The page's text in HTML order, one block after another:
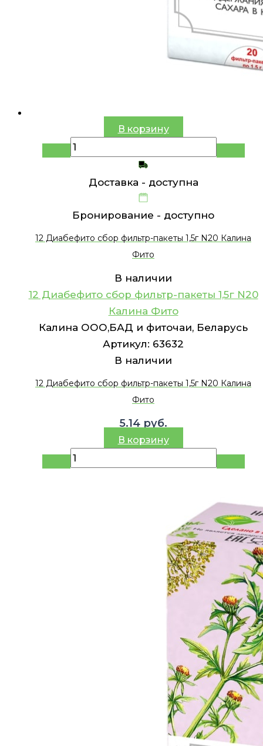
В корзину
Доставка - доступна
Бронирование - доступно
12 Диабефито сбор фильтр-пакеты 1,5г N20 Калина
Фито
В наличии
12 Диабефито сбор фильтр-пакеты 1,5г N20
Калина Фито
Калина ООО,БАД и фиточаи, Беларусь
Артикул: 63632
В наличии
12 Диабефито сбор фильтр-пакеты 1,5г N20 Калина
Фито
5.14 руб.
В корзину